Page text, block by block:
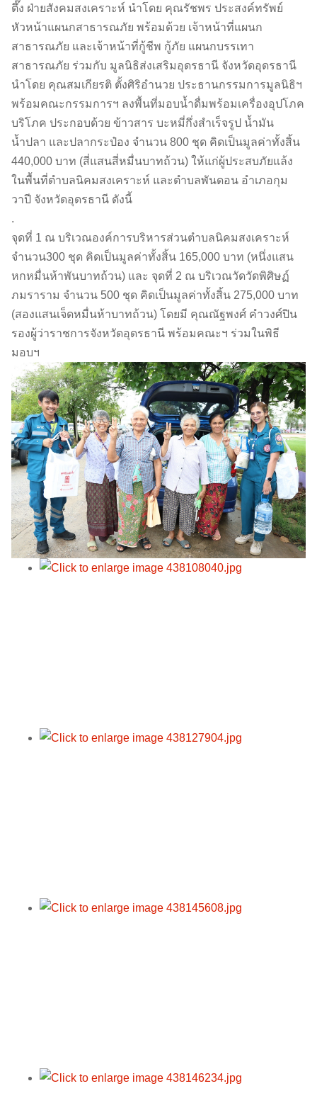
ตึ๊ง ฝ่ายสังคมสงเคราะห์ นำโดย คุณรัชพร ประสงค์ทรัพย์
หัวหน้าแผนกสาธารณภัย พร้อมด้วย เจ้าหน้าที่แผนก
สาธารณภัย และเจ้าหน้าที่กู้ชีพ กู้ภัย แผนกบรรเทา
สาธารณภัย ร่วมกับ มูลนิธิส่งเสริมอุดรธานี จังหวัดอุดรธานี
นำโดย คุณสมเกียรติ ตั้งศิริอำนวย ประธานกรรมการมูลนิธิฯ
พร้อมคณะกรรมการฯ ลงพื้นที่มอบน้ำดื่มพร้อมเครื่องอุปโภค
บริโภค ประกอบด้วย ข้าวสาร บะหมี่กึ่งสำเร็จรูป น้ำมัน
น้ำปลา และปลากระป๋อง จำนวน 800 ชุด คิดเป็นมูลค่าทั้งสิ้น
440,000 บาท (สี่แสนสี่หมื่นบาทถ้วน) ให้แก่ผู้ประสบภัยแล้ง
ในพื้นที่ตำบลนิคมสงเคราะห์ และตำบลพันดอน อำเภอกุม
วาปี จังหวัดอุดรธานี ดังนี้
.
จุดที่ 1 ณ บริเวณองค์การบริหารส่วนตำบลนิคมสงเคราะห์
จำนวน300 ชุด คิดเป็นมูลค่าทั้งสิ้น 165,000 บาท (หนึ่งแสน
หกหมื่นห้าพันบาทถ้วน) และ จุดที่ 2 ณ บริเวณวัดวัดพิศิษฏ์
ภมราราม จำนวน 500 ชุด คิดเป็นมูลค่าทั้งสิ้น 275,000 บาท
(สองแสนเจ็ดหมื่นห้าบาทถ้วน) โดยมี คุณณัฐพงศ์ คำวงศ์ปิน
รองผู้ว่าราชการจังหวัดอุดรธานี พร้อมคณะฯ ร่วมในพิธี
มอบฯ